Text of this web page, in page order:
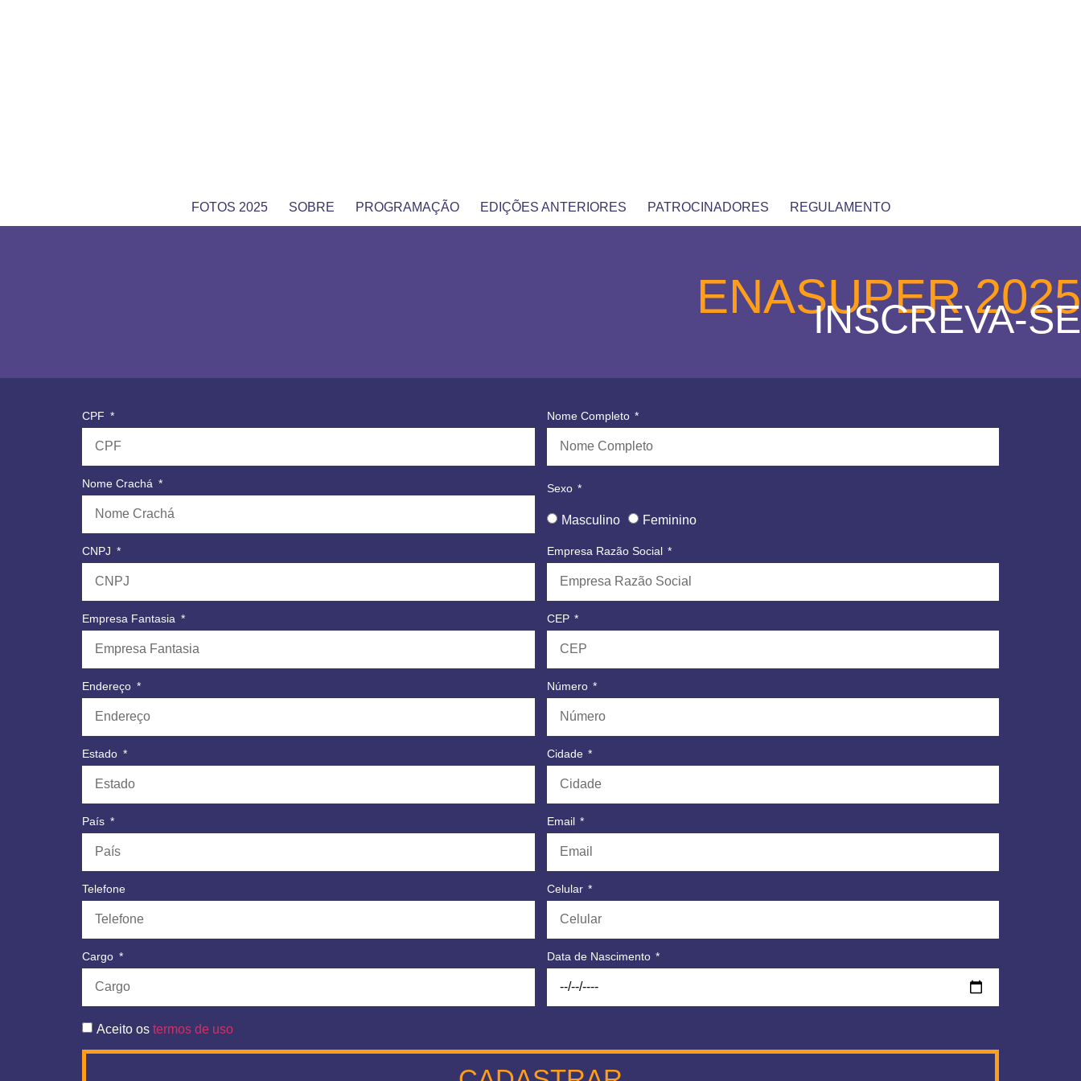
FOTOS 2025 SOBRE PROGRAMAÇÃO EDIÇÕES ANTERIORES PATROCINADORES REGULAMENTO
ENASUPER 2025
INSCREVA-SE
CPF Nome Completo
Nome Crachá Sexo
Masculino Feminino
CNPJ Empresa Razão Social
Empresa Fantasia CEP
Endereço Número
Estado Cidade
País Email
Telefone Celular
Cargo Data de Nascimento
Aceito os termos de uso